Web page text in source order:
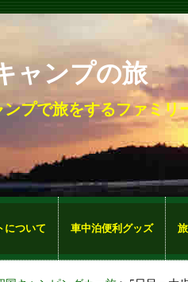
ャンプの旅
プで旅をするファミリ
について 車中泊便利グッズ